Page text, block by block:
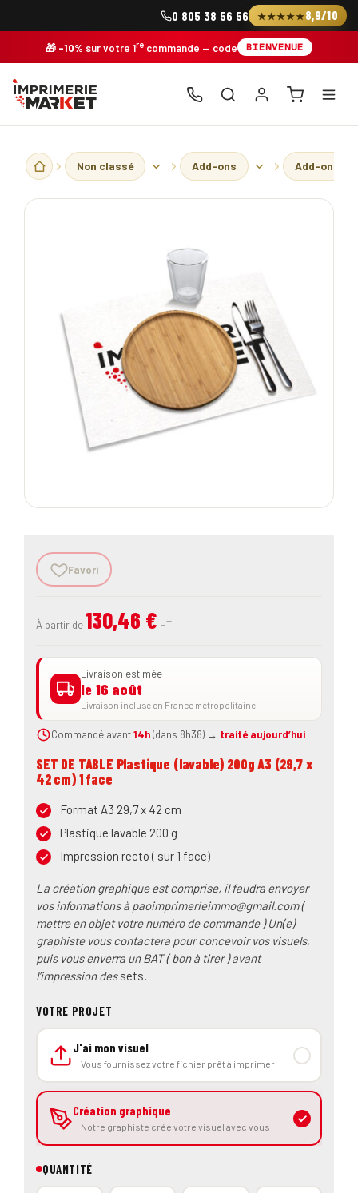
0 805 38 56 56 ★★★★★8,9/10
🎁 -10% sur votre 1re commande — code BIENVENUE
Non classé Add-ons Add-ons -
Favori
À partir de130,46 € HT
Livraison estimée
le 16 août
Livraison incluse en France métropolitaine
Commandé avant14h(dans 8h38) → traité aujourd’hui
SET DE TABLE Plastique (lavable) 200g A3 (29,7 x
42 cm) 1 face
Format A3 29,7 x 42 cm
Plastique lavable 200 g
Impression recto ( sur 1 face)
La création graphique est comprise, il faudra envoyer
vos informations à paoimprimerieimmo@gmail.com (
mettre en objet votre numéro de commande ) Un(e)
graphiste vous contactera pour concevoir vos visuels,
puis vous enverra un BAT ( bon à tirer ) avant
l’impression dessets.
QUANTITÉ